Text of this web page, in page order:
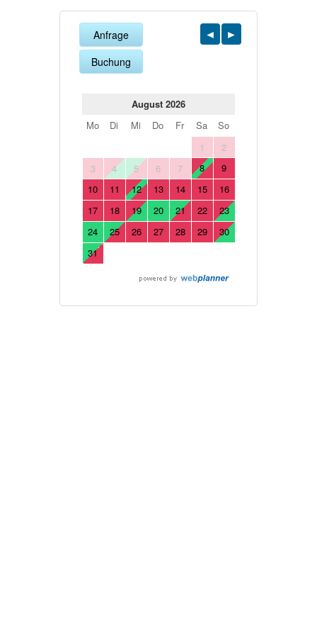
Anfrage
Buchung
August 2026
Mo
Di Mi Do Fr Sa
So
1
2
3
4 5 6 7 8
9
10
11 12 13 14 15
16
17
18 19 20 21 22
23
24
25 26 27 28 29
30
31